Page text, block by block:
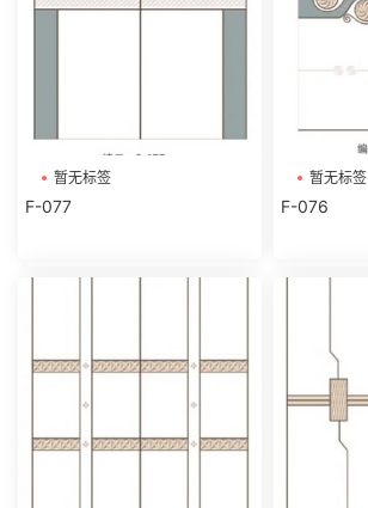
暂无标签
F-077
暂无标签
F-076